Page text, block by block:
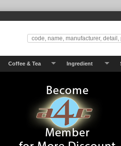
Coffee & Tea Ingredient